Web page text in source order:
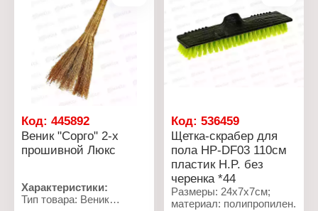
Длина ручки: 120 см
Материал ручки: металл,
полипропилен
Тип ручки: не
телескопическая
Размер насадки: 40х10
Код: 445892
Веник "Сорго" 2-х
прошивной Люкс
Характеристики:
Тип товара: Веник
Код:536459
Щетка-скрабер для
пола HP-DF03 110см
пластик H.P. без
черенка *44
Размеры: 24х7х7см;
материал: полипропилен.